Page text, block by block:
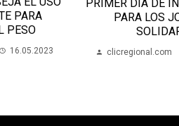
DÍA DE INSCRIPCIONES
PARA LOS JORNALES
SOLIDARIOS
clicregional.com 15.05.2023